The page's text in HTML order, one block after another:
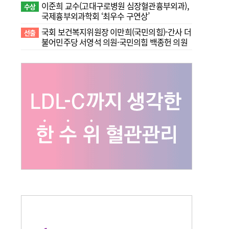
수상
이준희 교수(고대구로병원 심장혈관흉부외과),
국제흉부외과학회 ‘최우수 구연상’
선출 국회 보건복지위원장 이만희(국민의힘)-간사 더
불어민주당 서영석 의원·국민의힘 백종헌 의원